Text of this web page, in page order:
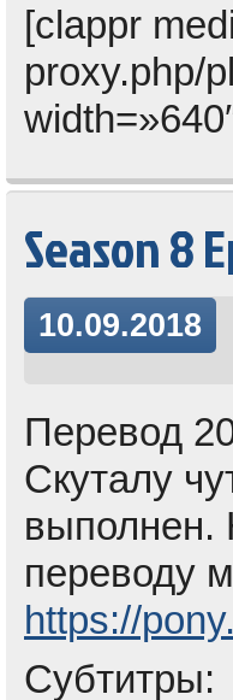
[clappr
proxy.php/
Season 8
10.09.2018
Перевод
Скуталу
выполнен.
переводу
https://
Субтитры: